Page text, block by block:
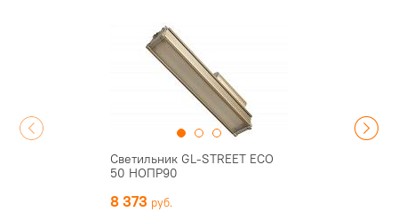
Светильник GL-STREET ECO
50 НОПР90
8 373